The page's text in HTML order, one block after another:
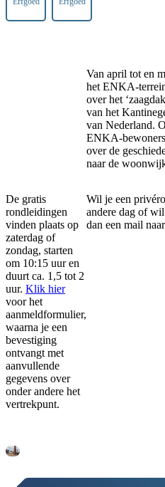
Van april tot en
het ENKA-
over het
van het
van Nederland.
ENKA-bewoners
over de
naar de
De gratis
rondleidingen
vinden plaats op
zaterdag of
zondag, starten
om 10:15 uur en
duurt ca. 1,5 tot 2
uur. Klik hier
voor het
aanmeldformulier,
waarna je een
bevestiging
ontvangt met
aanvullende
gegevens over
onder andere het
vertrekpunt.
Wil je een
andere dag of
dan een mail naar